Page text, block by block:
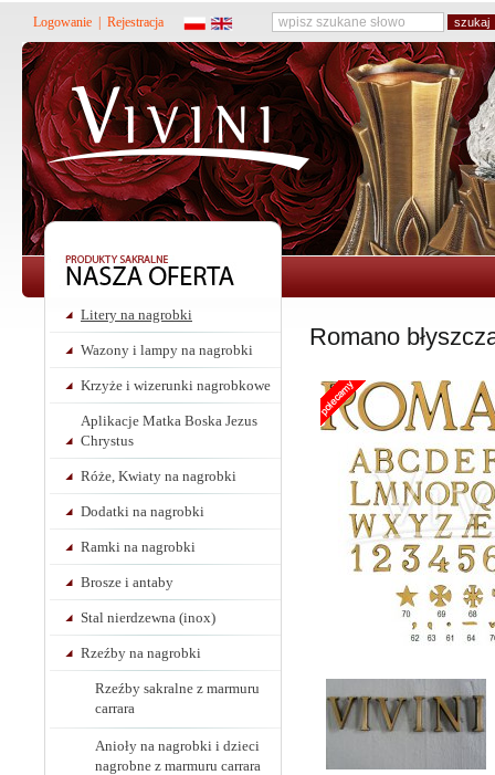
Logowanie Rejestracja
Litery na nagrobki
Wazony i lampy na nagrobki
Krzyże i wizerunki nagrobkowe
Aplikacje Matka Boska Jezus
Chrystus
Róże, Kwiaty na nagrobki
Dodatki na nagrobki
Ramki na nagrobki
Brosze i antaby
Stal nierdzewna (inox)
Rzeźby na nagrobki
Rzeźby sakralne z marmuru
carrara
Anioły na nagrobki i dzieci
nagrobne z marmuru carrara
Romano